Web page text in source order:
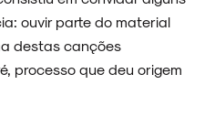
ouvir parte do material
destas canções
processo que deu origem